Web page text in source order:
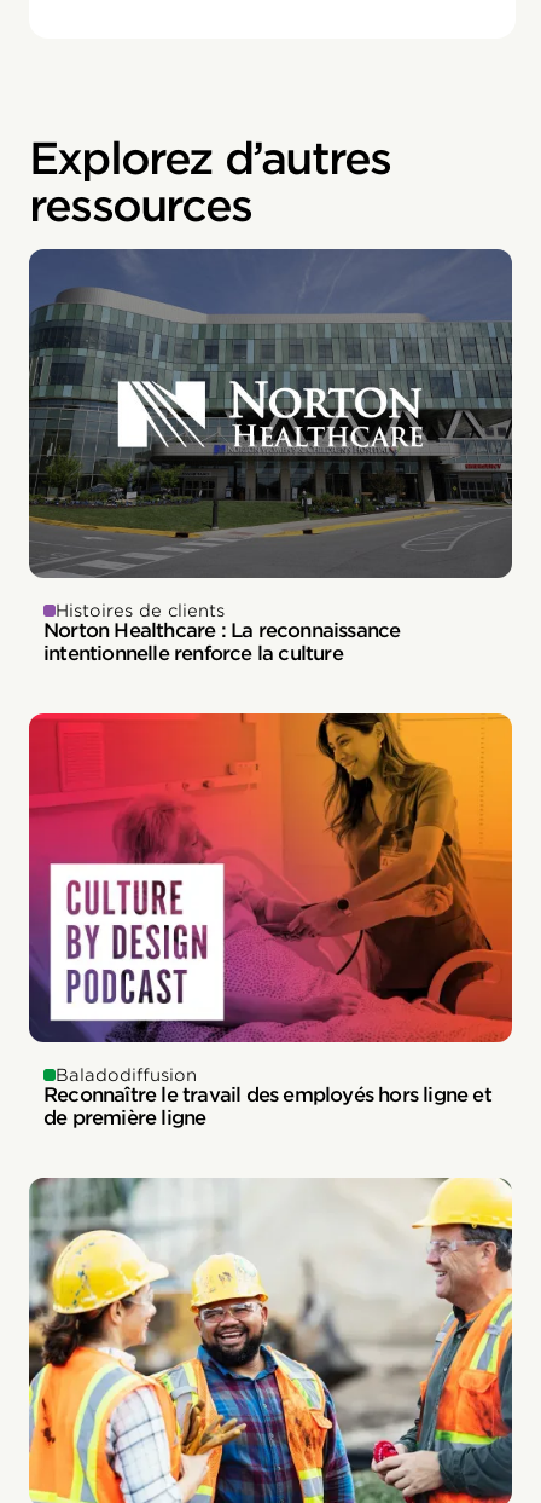
Explorez d’autres
ressources
Histoires de clients
Norton Healthcare : La reconnaissance
intentionnelle renforce la culture
Baladodiffusion
Reconnaître le travail des employés hors ligne et
de première ligne